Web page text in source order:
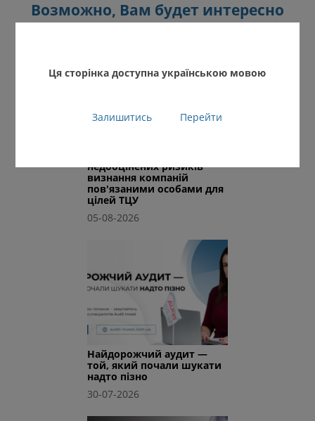
Возможно, Вам будет интересно
недооцінених ризиків
визнання компаній
пов'язаними особами для
цілей ТЦУ
05-08-2026
Найдорожчий аудит —
той, який почали шукати
надто пізно
30-07-2026
Ця сторінка доступна українською мовою
Залишитись Перейти